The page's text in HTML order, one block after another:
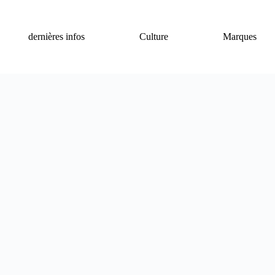
dernières infos
Culture Marques